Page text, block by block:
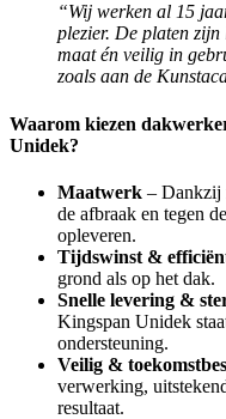
“Wij werken al 15
plezier. De platen
maat én veilig in
zoals aan de
Waarom kiezen
Unidek?
Maatwerk – Dankzij
de afbraak en tegen
opleveren.
Tijdswinst &
grond als op het dak.
Snelle levering &
Kingspan Unidek
ondersteuning.
Veilig &
verwerking,
resultaat.